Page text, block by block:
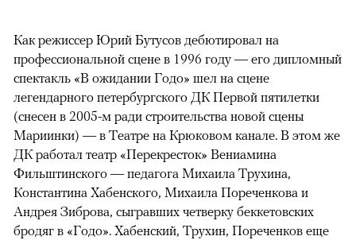
Как режиссер Юрий Бутусов дебютировал на
профессиональной сцене в 1996 году — его дипломный
спектакль «В ожидании Годо» шел на сцене
легендарного петербургского ДК Первой пятилетки
(снесен в 2005-м ради строительства новой сцены
Мариинки) — в Театре на Крюковом канале. В этом же
ДК работал театр «Перекресток» Вениамина
Фильштинского — педагога Михаила Трухина,
Константина Хабенского, Михаила Пореченкова и
Андрея Зиброва, сыгравших четверку беккетовских
бродяг в «Годо». Хабенский, Трухин, Пореченков еще